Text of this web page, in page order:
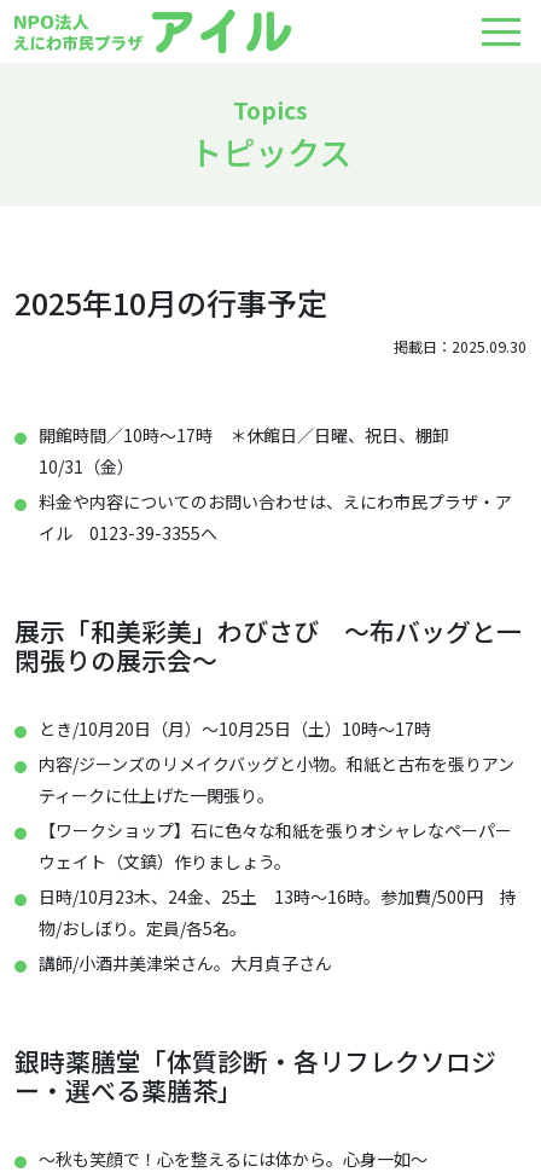
トピックス
2025年10月の行事予定
掲載日：2025.09.30
開館時間／10時～17時 ＊休館日／日曜、祝日、棚卸
10/31（金）
料金や内容についてのお問い合わせは、えにわ市民プラザ・ア
イル 0123-39-3355へ
展示「和美彩美」わびさび ～布バッグと一
閑張りの展示会～
とき/10月20日（月）～10月25日（土）10時～17時
内容/ジーンズのリメイクバッグと小物。和紙と古布を張りアン
ティークに仕上げた一閑張り。
【ワークショップ】石に色々な和紙を張りオシャレなペーパー
ウェイト（文鎮）作りましょう。
日時/10月23木、24金、25土 13時～16時。参加費/500円 持
物/おしぼり。定員/各5名。
講師/小酒井美津栄さん。大月貞子さん
銀時薬膳堂「体質診断・各リフレクソロジ
ー・選べる薬膳茶」
～秋も笑顔で！心を整えるには体から。心身一如～